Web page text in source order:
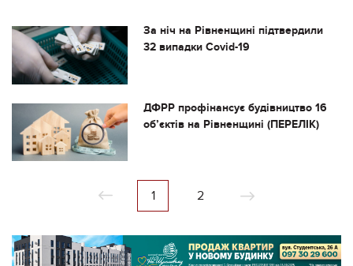
За ніч на Рівненщині підтвердили
32 випадки Covid-19
ДФРР профінансує будівництво 16
об’єктів на Рівненщині (ПЕРЕЛІК)
1 2